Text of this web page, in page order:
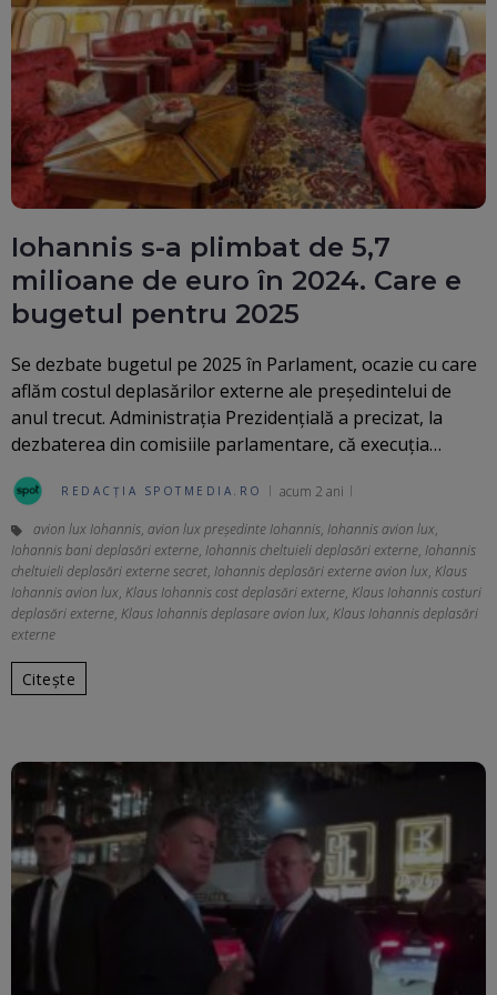
Iohannis s-a plimbat de 5,7
milioane de euro în 2024. Care e
bugetul pentru 2025
Se dezbate bugetul pe 2025 în Parlament, ocazie cu care
aflăm costul deplasărilor externe ale preşedintelui de
anul trecut. Administraţia Prezidenţială a precizat, la
dezbaterea din comisiile parlamentare, că execuţia…
REDACȚIA SPOTMEDIA.RO acum 2 ani
avion lux Iohannis, avion lux președinte Iohannis, Iohannis avion lux,
Iohannis bani deplasări externe, Iohannis cheltuieli deplasări externe, Iohannis
cheltuieli deplasări externe secret, Iohannis deplasări externe avion lux, Klaus
Iohannis avion lux, Klaus Iohannis cost deplasări externe, Klaus Iohannis costuri
deplasări externe, Klaus Iohannis deplasare avion lux, Klaus Iohannis deplasări
externe
Citește